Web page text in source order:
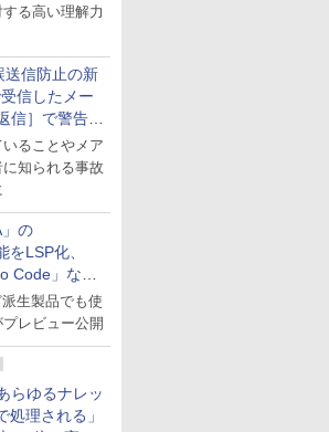
る高い理解力
送信防止の新
信したメー
信］で警告を
ることやメア
に知られる事故
」の
をLSP化、
Code」など
派生製品でも使
レビュー公開
らゆるナレッ
処理される」